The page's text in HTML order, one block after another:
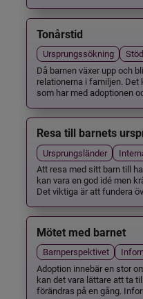
Tonårstid
Ursprungssökning Stöd
Då barnen växer upp och
relationerna i familjen.
som har med adoptionen
Resa till barnets
Ursprungsländer
Att resa med sitt barn till
kan vara en god idé men
Det viktiga är att fundera
Mötet med barnet
Barnperspektivet
Adoption innebär en stor
kan det vara lättare att ta
förändras på en gång.